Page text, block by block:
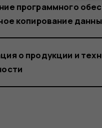
программного
копирование
о продукции и